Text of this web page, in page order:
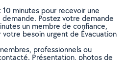
10 minutes pour recevoir une
Postez votre demande
un membre de confiance,
besoin urgent de Évacuation
professionnels ou
Présentation, photos de